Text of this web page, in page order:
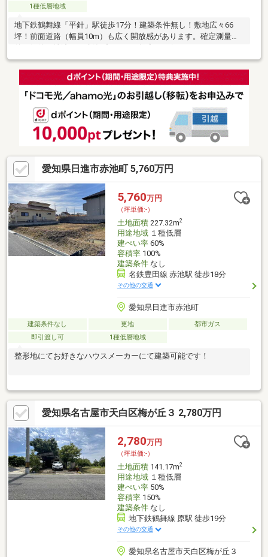
1種低層地域
地下鉄鶴舞線「平針」駅徒歩17分！建築条件無し！敷地広々66
坪！前面道路（幅員10m）も広く開放感があります。確定測量
後、解体更地渡し！建築プランのご提案もお任せ下さい！
愛知県日進市赤池町 5,760万円
5,760万円
（坪単価:-）
土地面積227.32m2
用途地域１種低層
建ぺい率60%
容積率100%
建築条件なし
名鉄豊田線 赤池駅 徒歩18分
その他の交通
愛知県日進市赤池町
建築条件なし 更地
都市ガス
即引渡し可
1種低層地域
整形地にてお好きなハウスメーカーにて建築可能です！
愛知県名古屋市天白区梅が丘３ 2,780万円
2,780万円
（坪単価:-）
土地面積141.17m2
用途地域１種低層
建ぺい率50%
容積率150%
建築条件なし
地下鉄鶴舞線 原駅 徒歩19分
その他の交通
愛知県名古屋市天白区梅が丘３